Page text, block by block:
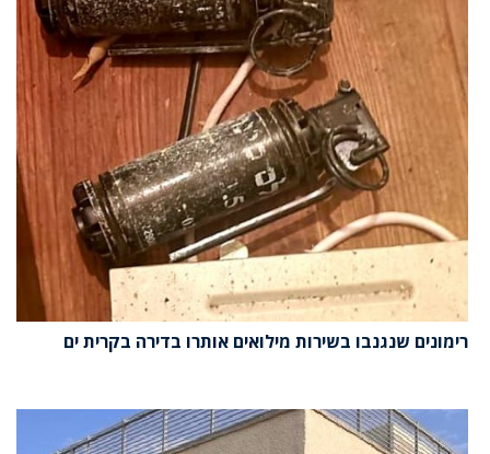
רימונים שנגנבו בשירות מילואים אותרו בדירה בקרית ים